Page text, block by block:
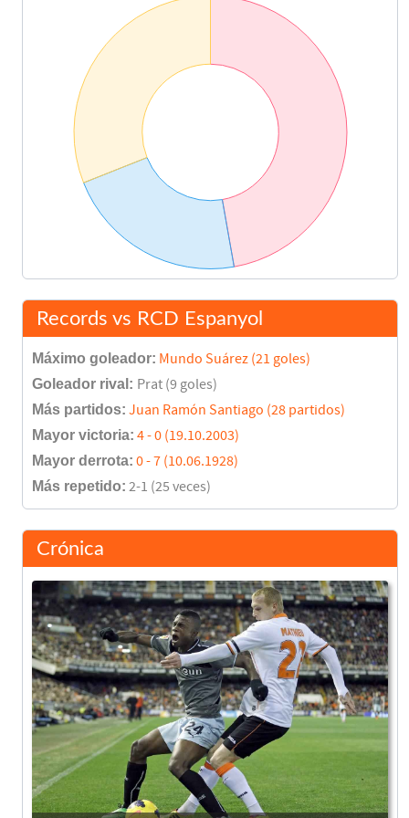
Records vs RCD Espanyol
Máximo goleador: Mundo Suárez (21 goles)
Goleador rival: Prat (9 goles)
Más partidos: Juan Ramón Santiago (28 partidos)
Mayor victoria: 4 - 0 (19.10.2003)
Mayor derrota: 0 - 7 (10.06.1928)
Más repetido: 2-1 (25 veces)
Crónica